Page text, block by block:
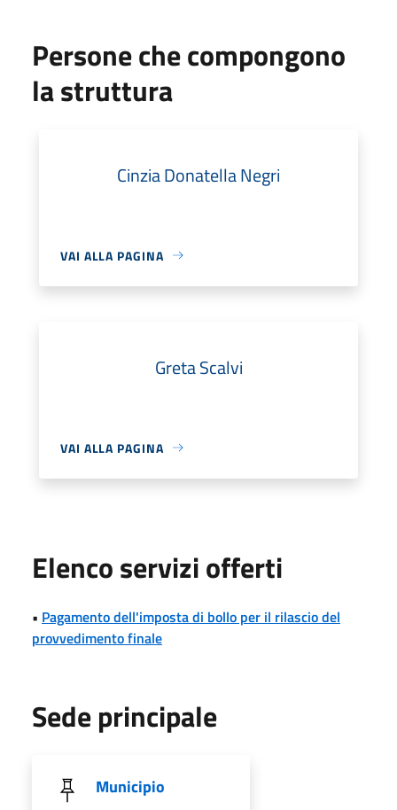
Persone che compongono
la struttura
Cinzia Donatella Negri
VAI ALLA PAGINA
Greta Scalvi
VAI ALLA PAGINA
Elenco servizi offerti
• Pagamento dell'imposta di bollo per il rilascio del
provvedimento finale
Sede principale
Municipio